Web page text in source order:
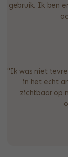
gebruik. Ik ben
"Ik was niet
in het echt
zichtbaar op